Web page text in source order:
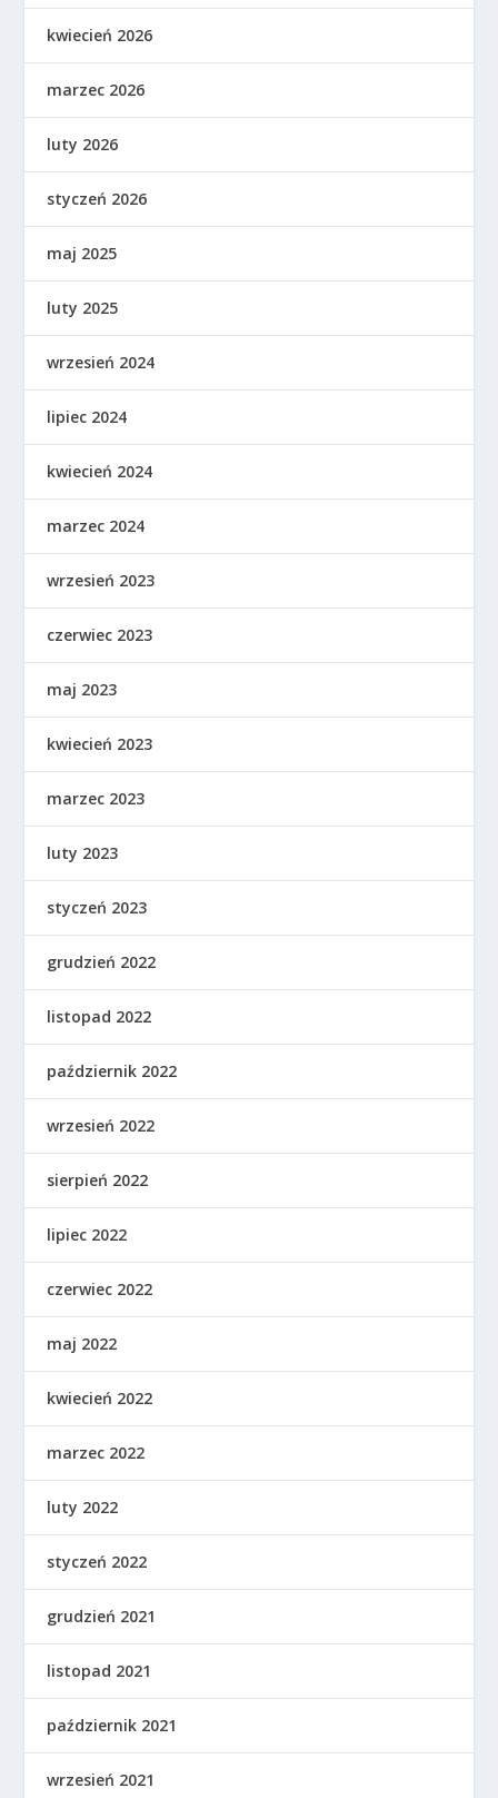
kwiecień 2026
marzec 2026
luty 2026
styczeń 2026
maj 2025
luty 2025
wrzesień 2024
lipiec 2024
kwiecień 2024
marzec 2024
wrzesień 2023
czerwiec 2023
maj 2023
kwiecień 2023
marzec 2023
luty 2023
styczeń 2023
grudzień 2022
listopad 2022
październik 2022
wrzesień 2022
sierpień 2022
lipiec 2022
czerwiec 2022
maj 2022
kwiecień 2022
marzec 2022
luty 2022
styczeń 2022
grudzień 2021
listopad 2021
październik 2021
wrzesień 2021